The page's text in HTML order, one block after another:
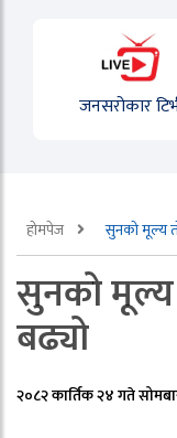
जनसरोकार
होमपेज सुनको मूल्य
सुनको
बढ्यो
२०८२ कार्तिक २४ गते